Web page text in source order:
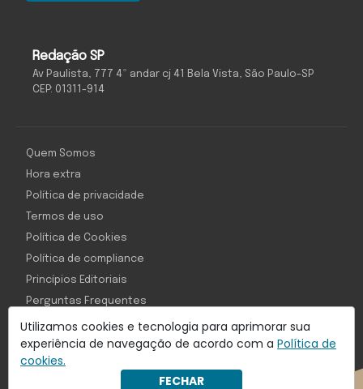
Utilizamos cookies e tecnologia para aprimorar sua
experiência de navegação de acordo com a Política de
cookies.
FECHAR
Redação SP
Av Paulista, 777 4º andar cj 41 Bela Vista, São Paulo-SP
CEP: 01311-914
Com inteligência e tecnologia:
Object1ve - Marketing Solution
Quem Somos
Hora extra
Política de privacidade
Termos de uso
Política de Cookies
Política de compliance
Princípios Editoriais
Perguntas Frequentes